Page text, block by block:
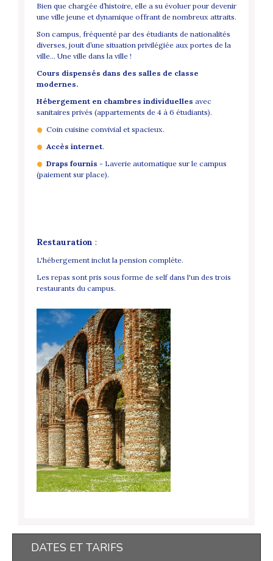
Bien que chargée d’histoire, elle a su évoluer pour devenir
une ville jeune et dynamique offrant de nombreux attraits.
Son campus, fréquenté par des étudiants de nationalités
diverses, jouit d’une situation privilégiée aux portes de la
ville... Une ville dans la ville !
Cours dispensés dans des salles de classe
modernes.
Hébergement en chambres individuelles avec
sanitaires privés (appartements de 4 à 6 étudiants).
Coin cuisine convivial et spacieux.
Accès internet.
Draps fournis - Laverie automatique sur le campus
(paiement sur place).
Restauration :
L'hébergement inclut la pension complète.
Les repas sont pris sous forme de self dans l'un des trois
restaurants du campus.
DATES ET TARIFS